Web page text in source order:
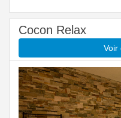
Cocon Relax
Voir